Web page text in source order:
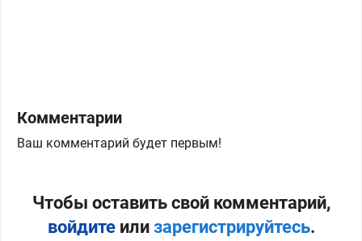
Комментарии
Ваш комментарий будет первым!
Чтобы оставить свой комментарий,
войдитеили зарегистрируйтесь.